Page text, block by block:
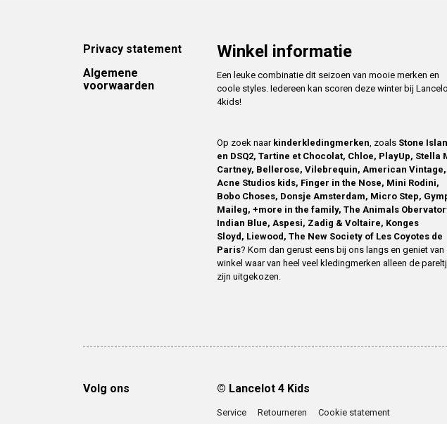
Footer
Privacy statement
Algemene
voorwaarden
Winkel informatie
Een leuke combinatie dit seizoen van mooie merken en
coole styles. Iedereen kan scoren deze winter bij
4kids!
Op zoek naar kinderkledingmerken , zoals Stone
en DSQ2, Tartine et Chocolat, Chloe, PlayUp, Stella
Cartney, Bellerose, Vilebrequin, American Vintage,
Acne Studios kids, Finger in the Nose, Mini Rodini,
Bobo Choses, Donsje Amsterdam, Micro Step,
Maileg, +more in the family, The Animals
Indian Blue, Aspesi, Zadig & Voltaire, Konges
Sloyd, Liewood, The New Society of Les Coyotes de
Paris? Kom dan gerust eens bij ons langs en geniet van
winkel waar van heel veel kledingmerken alleen de
zijn uitgekozen.
Volg ons © Lancelot 4 Kids
Service Retourneren Cookie statement